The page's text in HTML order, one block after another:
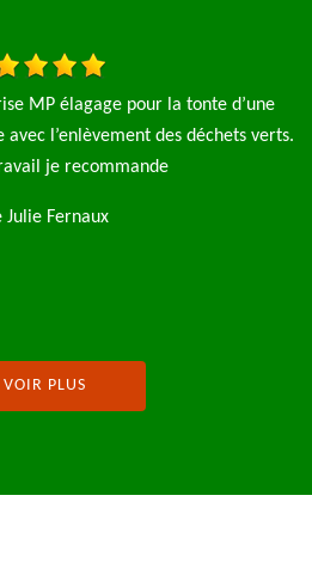
élagage pro pour l'élagage de 4
clôture de 90 m le travail a été fait
pas à refaire appel à cette
VOIR PLUS